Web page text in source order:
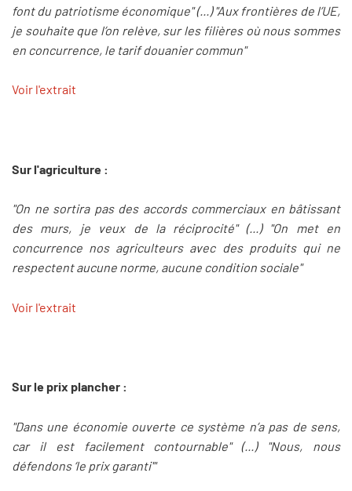
font du patriotisme économique" (...) "Aux frontières de l’UE,
je souhaite que l’on relève, sur les filières où nous sommes
en concurrence, le tarif douanier commun"
Voir l'extrait
Sur l'agriculture :
"On ne sortira pas des accords commerciaux en bâtissant
des murs, je veux de la réciprocité" (...) "On met en
concurrence nos agriculteurs avec des produits qui ne
respectent aucune norme, aucune condition sociale"
Voir l'extrait
Sur le prix plancher :
"Dans une économie ouverte ce système n’a pas de sens,
car il est facilement contournable" (...) "Nous, nous
défendons ‘le prix garanti'"